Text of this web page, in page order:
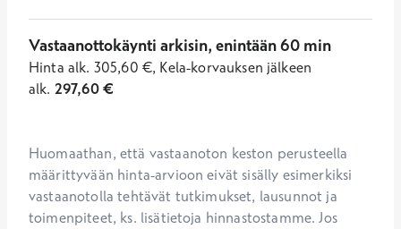
Vastaanottokäynti arkisin, enintään 60 min
Hinta alk. 305,60 €, Kela-korvauksen jälkeen
alk. 297,60€
Huomaathan, että vastaanoton keston perusteella
määrittyvään hinta-arvioon eivät sisälly esimerkiksi
vastaanotolla tehtävät tutkimukset, lausunnot ja
toimenpiteet, ks. lisätietoja hinnastostamme. Jos